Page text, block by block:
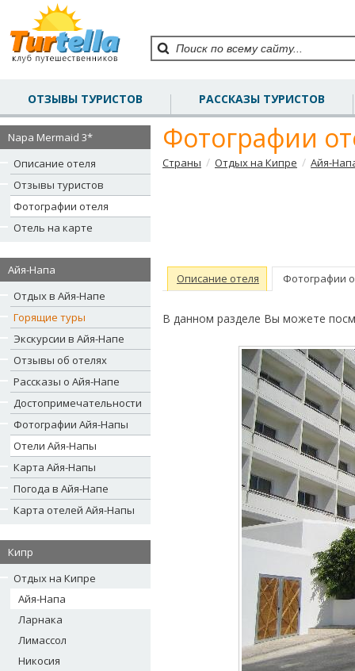
ОТЗЫВЫ ТУРИСТОВ РАССКАЗЫ ТУРИСТОВ
Napa Mermaid 3*
Описание отеля
Отзывы туристов
Фотографии отеля
Отель на карте
Айя-Напа
Отдых в Айя-Напе
Горящие туры
Экскурсии в Айя-Напе
Отзывы об отелях
Рассказы о Айя-Напе
Достопримечательности
Фотографии Айя-Напы
Отели Айя-Напы
Карта Айя-Напы
Погода в Айя-Напе
Карта отелей Айя-Напы
Кипр
Отдых на Кипре
Айя-Напа
Ларнака
Лимассол
Никосия
Фотографии
Страны / Отдых на Кипре / Айя-
Описание отеля Фотографии
В данном разделе Вы можете